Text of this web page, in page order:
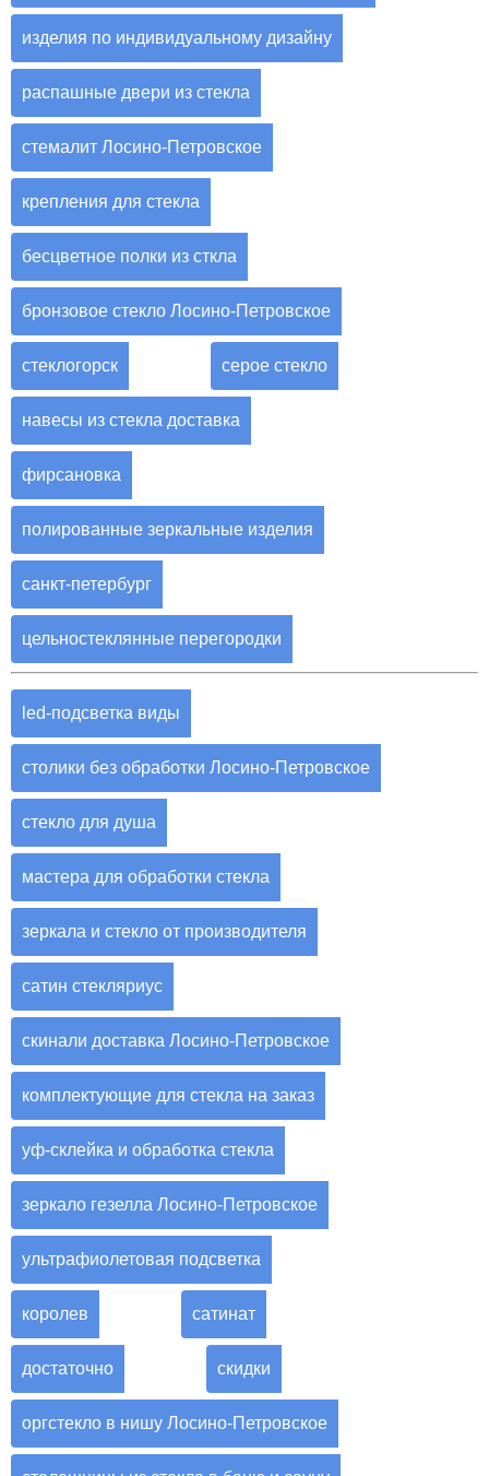
изделия по индивидуальному дизайну
распашные двери из стекла
стемалит Лосино-Петровское
крепления для стекла
бесцветное полки из сткла
бронзовое стекло Лосино-Петровское
стеклогорск серое стекло
навесы из стекла доставка
фирсановка
полированные зеркальные изделия
санкт-петербург
цельностеклянные перегородки
led-подсветка виды
столики без обработки Лосино-Петровское
стекло для душа
мастера для обработки стекла
зеркала и стекло от производителя
сатин стекляриус
скинали доставка Лосино-Петровское
комплектующие для стекла на заказ
уф-склейка и обработка стекла
зеркало гезелла Лосино-Петровское
ультрафиолетовая подсветка
королев сатинат
достаточно скидки
оргстекло в нишу Лосино-Петровское